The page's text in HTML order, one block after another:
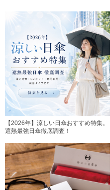
【2026年】涼しい日傘おすすめ特集。
遮熱最強日傘徹底調査！